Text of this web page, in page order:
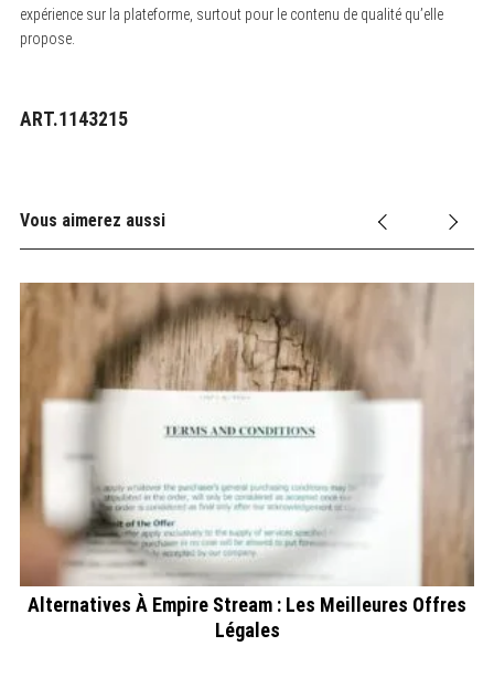
expérience sur la plateforme, surtout pour le contenu de qualité qu’elle
propose.
ART.1143215
Vous aimerez aussi
Alternatives À Empire Stream : Les Meilleures Offres
Légales